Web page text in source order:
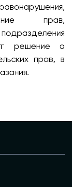
прав,
решение о
прав, в